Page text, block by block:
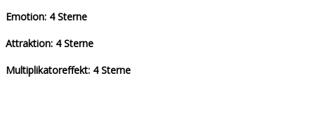
Emotion: 4 Sterne
Attraktion: 4 Sterne
Multiplikatoreffekt: 4 Sterne